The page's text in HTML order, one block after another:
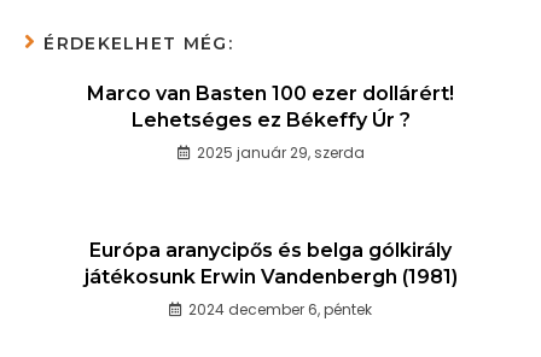
ÉRDEKELHET MÉG:
Marco van Basten 100 ezer dollárért!
Lehetséges ez Békeffy Úr ?
2025 január 29, szerda
Európa aranycipős és belga gólkirály
játékosunk Erwin Vandenbergh (1981)
2024 december 6, péntek